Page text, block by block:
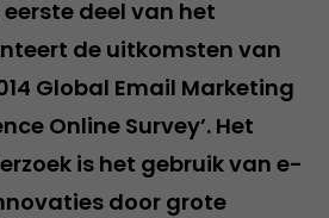
deel van het
de uitkomsten van
Global Email Marketing
Online Survey’. Het
is het gebruik van e-
door grote